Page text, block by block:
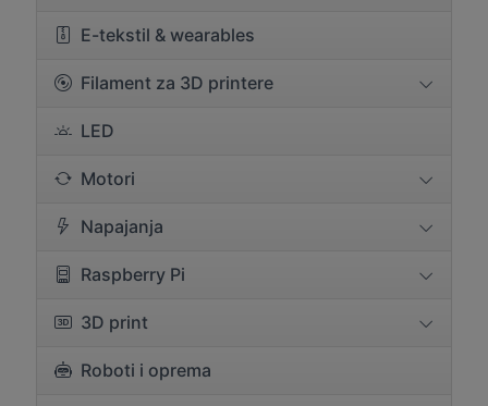
E-tekstil & wearables
Filament za 3D printere
LED
Motori
Napajanja
Raspberry Pi
3D print
Roboti i oprema